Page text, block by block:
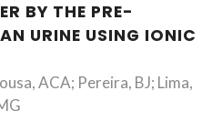
BY THE PRE-
URINE USING IONIC
ACA; Pereira, BJ; Lima,